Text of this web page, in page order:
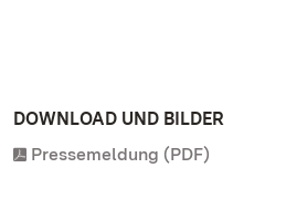
DOWNLOAD UND BILDER
Pressemeldung (PDF)